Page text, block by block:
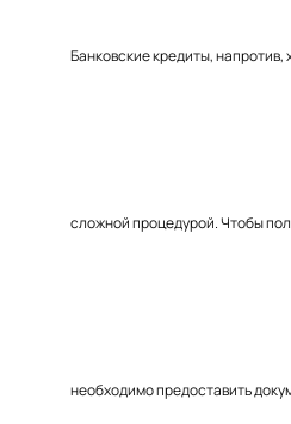
Банковские кредиты,
сложной процедурой. Чтобы
необходимо предоставить